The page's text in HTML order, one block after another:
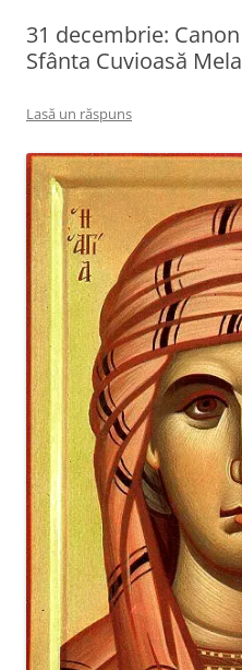
31 decembrie:
Sfânta Cuvioasă
Lasă un răspuns